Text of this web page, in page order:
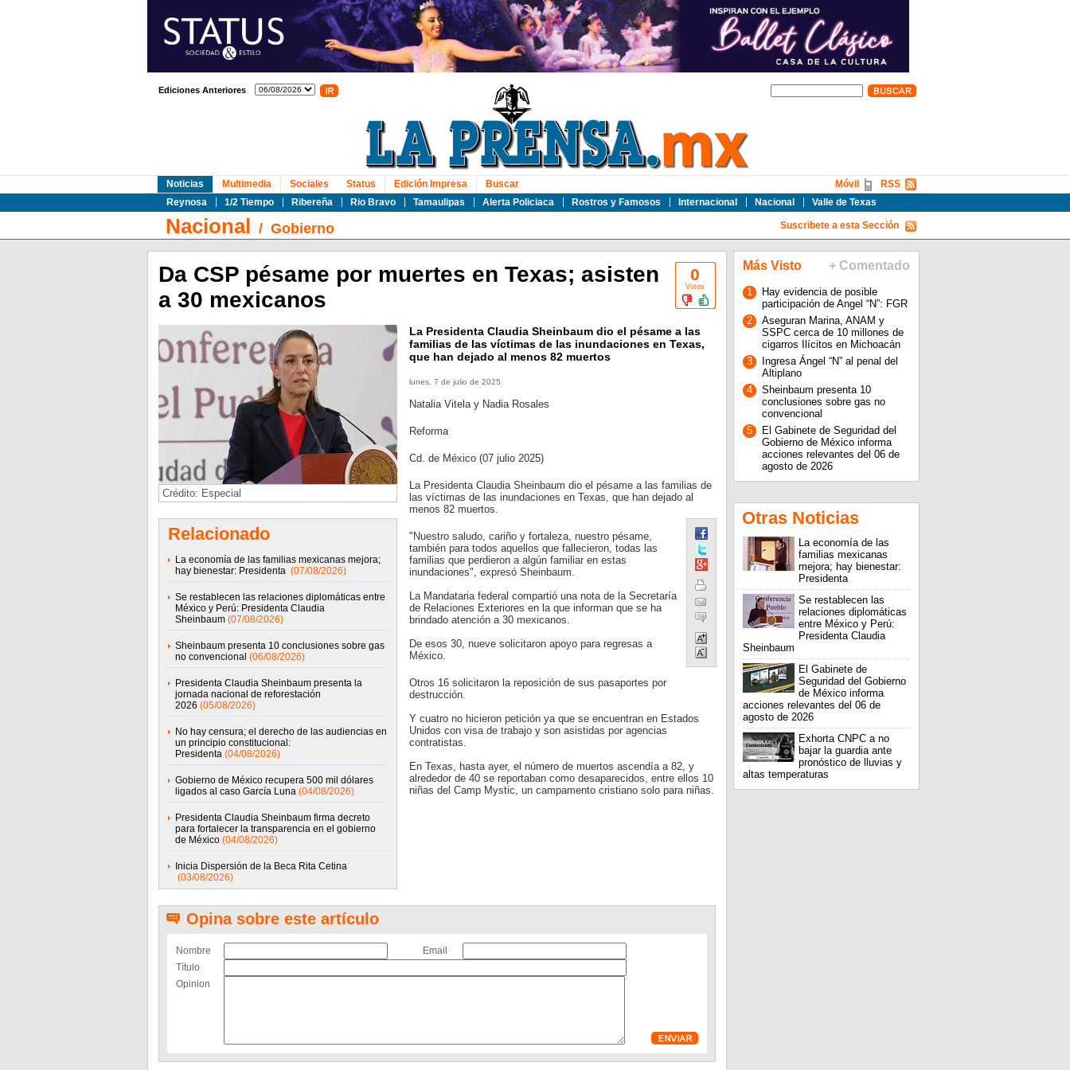
Ediciones Anteriores
Noticias
Reynosa
1/2 Tiempo Ribereña Rio Bravo Tamaulipas Alerta Policiaca Rostros y Famosos Internacional Nacional Valle de Texas
Multimedia Sociales Status Edición Impresa Buscar RSS
Móvil
Nacional / Gobierno Suscribete a esta Sección
0
Votos
Da CSP pésame por muertes en Texas; asisten
a 30 mexicanos
Crédito: Especial
Relacionado
La economía de las familias mexicanas mejora;
hay bienestar: Presidenta (07/08/2026)
Se restablecen las relaciones diplomáticas entre
México y Perú: Presidenta Claudia
Sheinbaum (07/08/2026)
Sheinbaum presenta 10 conclusiones sobre gas
no convencional (06/08/2026)
Presidenta Claudia Sheinbaum presenta la
jornada nacional de reforestación
2026 (05/08/2026)
No hay censura; el derecho de las audiencias en
un principio constitucional:
Presidenta (04/08/2026)
Gobierno de México recupera 500 mil dólares
ligados al caso García Luna (04/08/2026)
Presidenta Claudia Sheinbaum firma decreto
para fortalecer la transparencia en el gobierno
de México (04/08/2026)
Inicia Dispersión de la Beca Rita Cetina
(03/08/2026)
La Presidenta Claudia Sheinbaum dio el pésame a las
familias de las víctimas de las inundaciones en Texas,
que han dejado al menos 82 muertos
lunes, 7 de julio de 2025
Natalia Vitela y Nadia Rosales
Reforma
Cd. de México (07 julio 2025)
La Presidenta Claudia Sheinbaum dio el pésame a las familias de
las víctimas de las inundaciones en Texas, que han dejado al
menos 82 muertos.
"Nuestro saludo, cariño y fortaleza, nuestro pésame,
también para todos aquellos que fallecieron, todas las
familias que perdieron a algún familiar en estas
inundaciones", expresó Sheinbaum.
La Mandataria federal compartió una nota de la Secretaría
de Relaciones Exteriores en la que informan que se ha
brindado atención a 30 mexicanos.
De esos 30, nueve solicitaron apoyo para regresas a
México.
Otros 16 solicitaron la reposición de sus pasaportes por
destrucción.
Y cuatro no hicieron petición ya que se encuentran en Estados
Unidos con visa de trabajo y son asistidas por agencias
contratistas.
En Texas, hasta ayer, el número de muertos ascendía a 82, y
alrededor de 40 se reportaban como desaparecidos, entre ellos 10
niñas del Camp Mystic, un campamento cristiano solo para niñas.
Opina sobre este artículo
Nombre
Email
Título
Opinion
Más Visto + Comentado
1
Hay evidencia de posible
participación de Angel “N”: FGR
2
Aseguran Marina, ANAM y
SSPC cerca de 10 millones de
cigarros Ilícitos en Michoacán
3
Ingresa Ángel “N” al penal del
Altiplano
4
Sheinbaum presenta 10
conclusiones sobre gas no
convencional
5
El Gabinete de Seguridad del
Gobierno de México informa
acciones relevantes del 06 de
agosto de 2026
Otras Noticias
La economía de las
familias mexicanas
mejora; hay bienestar:
Presidenta
Se restablecen las
relaciones diplomáticas
entre México y Perú:
Presidenta Claudia
Sheinbaum
El Gabinete de
Seguridad del Gobierno
de México informa
acciones relevantes del 06 de
agosto de 2026
Exhorta CNPC a no
bajar la guardia ante
pronóstico de lluvias y
altas temperaturas